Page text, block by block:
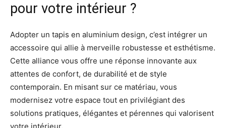
pour votre intérieur ?
Adopter un tapis en aluminium design, c’est intégrer un
accessoire qui allie à merveille robustesse et esthétisme.
Cette alliance vous offre une réponse innovante aux
attentes de confort, de durabilité et de style
contemporain. En misant sur ce matériau, vous
modernisez votre espace tout en privilégiant des
solutions pratiques, élégantes et pérennes qui valorisent